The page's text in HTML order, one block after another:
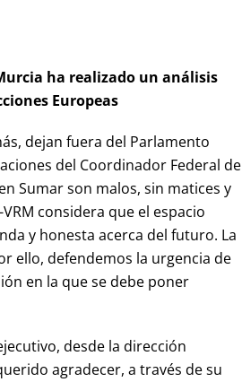
ha realizado un análisis
Europeas
dejan fuera del Parlamento
del Coordinador Federal de
Sumar son malos, sin matices y
considera que el espacio
y honesta acerca del futuro. La
ello, defendemos la urgencia de
en la que se debe poner
desde la dirección
agradecer, a través de su